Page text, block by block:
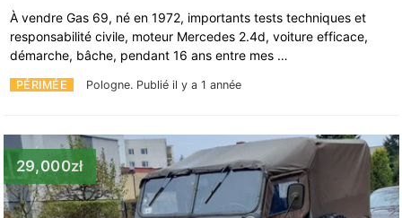
PÉRIMÉE Pologne. Publié il y a 1 année
À vendre Gas 69, né en 1972, importants tests techniques et
responsabilité civile, moteur Mercedes 2.4d, voiture efficace,
démarche, bâche, pendant 16 ans entre mes …
29,000zł